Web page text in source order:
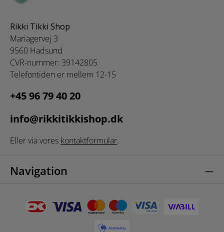
Rikki Tikki Shop
Mariagervej 3
9560 Hadsund
CVR-nummer: 39142805
Telefontiden er mellem 12-15
+45 96 79 40 20
info@rikkitikkishop.dk
Eller via vores kontaktformular.
Navigation